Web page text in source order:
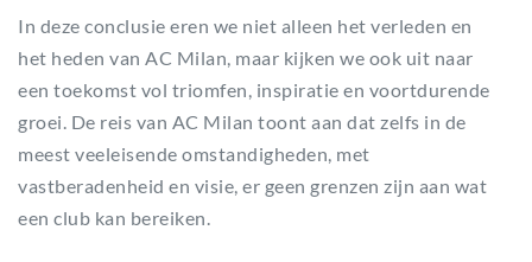
In deze conclusie eren we niet alleen het verleden en
het heden van AC Milan, maar kijken we ook uit naar
een toekomst vol triomfen, inspiratie en voortdurende
groei. De reis van AC Milan toont aan dat zelfs in de
meest veeleisende omstandigheden, met
vastberadenheid en visie, er geen grenzen zijn aan wat
een club kan bereiken.